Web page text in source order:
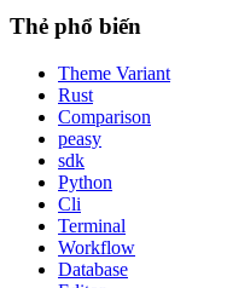
Thẻ phổ biến
Theme Variant
Rust
Comparison
peasy
sdk
Python
Cli
Terminal
Workflow
Database